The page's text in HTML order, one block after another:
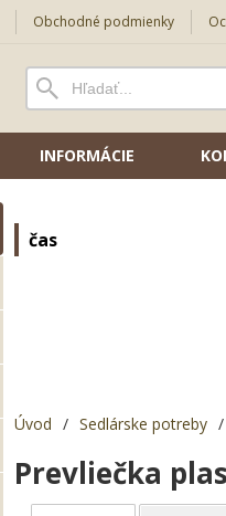
Obchodné podmienky
INFORMÁCIE
čas
Úvod / Sedlárske potreby /
Prevliečka